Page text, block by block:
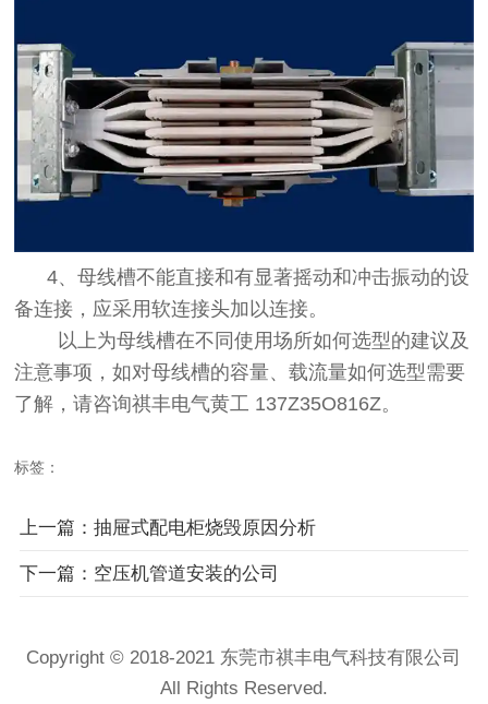
4、母线槽不能直接和有显著摇动和冲击振动的设
备连接，应采用软连接头加以连接。
以上为母线槽在不同使用场所如何选型的建议及
注意事项，如对母线槽的容量、载流量如何选型需要
了解，请咨询祺丰电气黄工 137Z35O816Z。
标签：
上一篇：抽屉式配电柜烧毁原因分析
下一篇：空压机管道安装的公司
Copyright © 2018-2021 东莞市祺丰电气科技有限公司
All Rights Reserved.